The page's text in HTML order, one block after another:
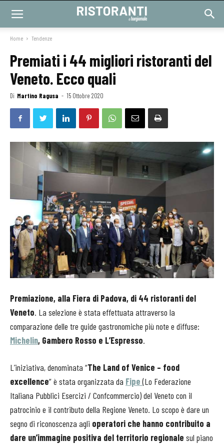
Home Tendenze
Premiati i 44 migliori ristoranti del
Veneto. Ecco quali
Di Martino Ragusa - 15 Ottobre 2020
Premiazione, alla Fiera di Padova, di 44 ristoranti del
Veneto. La selezione è stata effettuata attraverso la
comparazione delle tre guide gastronomiche più note e diffuse:
Michelin, Gambero Rosso e L’Espresso.
L’iniziativa, denominata “The Land of Venice – food
excellence” è stata organizzata da Fipe (Lo Federazione
Italiana Pubblici Esercizi / Confcommercio) del Veneto con il
patrocinio e il contributo della Regione Veneto. Lo scopo è dare un
segno di riconoscenza agli operatori che hanno contribuito a
dare un’immagine positiva del territorio regionale sul piano